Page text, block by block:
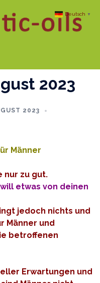
2023
2023
Männer
nur zu gut.
will etwas von deinen
jedoch nichts und
Männer und
betroffenen
Erwartungen und
Deutsch ▼